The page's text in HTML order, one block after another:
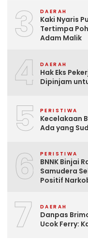
3 DAERAH
Kaki Nyaris
Tertimpa
Adam Malik
4 DAERAH
Hak Eks
Dipinjam
5 PERISTIWA
Kecelakaan
Ada yang
6 PERISTIWA
BNNK Binjai
Samudera
Positif
7 DAERAH
Danpas
Ucok Ferry: